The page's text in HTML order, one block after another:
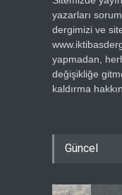
yazarları
dergimizi ve
yapmadan,
değişikliğe
kaldırma
Güncel